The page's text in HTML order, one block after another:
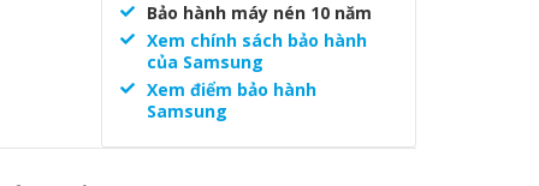
Bảo hành máy nén 10 năm
Xem chính sách bảo hành
của Samsung
Xem điểm bảo hành
Samsung